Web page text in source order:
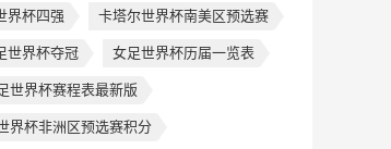
界杯四强 卡塔尔世界杯南美区预选赛
世界杯夺冠 女足世界杯历届一览表
世界杯赛程表最新版
界杯非洲区预选赛积分